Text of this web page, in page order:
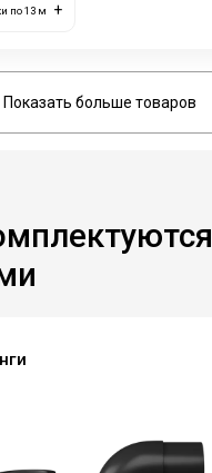
по 13 м +
Показать больше товаров